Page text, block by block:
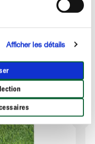
Afficher les détails